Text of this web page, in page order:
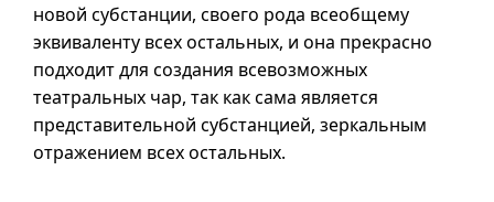
новой субстанции, своего рода всеобщему
эквиваленту всех остальных, и она прекрасно
подходит для создания всевозможных
театральных чар, так как сама является
представительной субстанцией, зеркальным
отражением всех остальных.